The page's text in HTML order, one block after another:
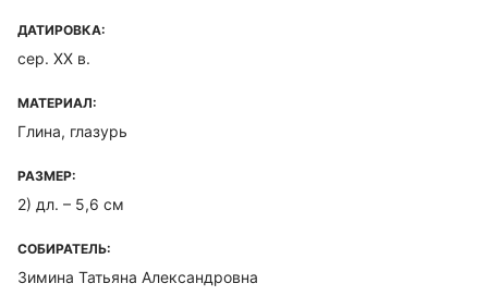
ДАТИРОВКА:
сер. XX в.
МАТЕРИАЛ:
Глина, глазурь
РАЗМЕР:
2) дл. – 5,6 см
СОБИРАТЕЛЬ:
Зимина Татьяна Александровна